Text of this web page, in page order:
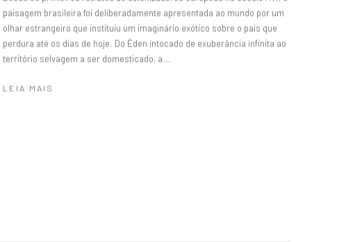
paisagem brasileira foi deliberadamente apresentada ao mundo por um
olhar estrangeiro que instituiu um imaginário exótico sobre o país que
perdura até os dias de hoje. Do Éden intocado de exuberância infinita ao
território selvagem a ser domesticado, a...
LEIA MAIS